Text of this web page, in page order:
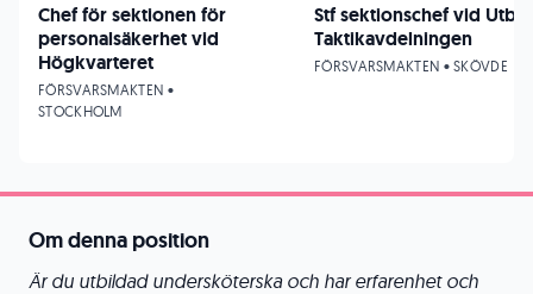
Om denna position
Är du utbildad undersköterska och har erfarenhet och
Chef för sektionen för
personalsäkerhet vid
Högkvarteret
FÖRSVARSMAKTEN •
STOCKHOLM
Stf sektionschef vid UtbE
Taktikavdelningen
FÖRSVARSMAKTEN • SKÖVDE